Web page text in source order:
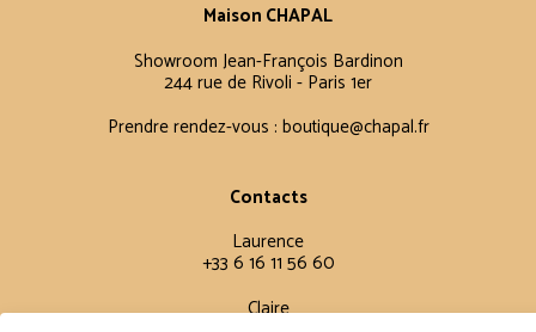
Maison CHAPAL
Showroom Jean-François Bardinon
244 rue de Rivoli - Paris 1er
Prendre rendez-vous : boutique@chapal.fr
Contacts
Laurence
+33 6 16 11 56 60
Claire